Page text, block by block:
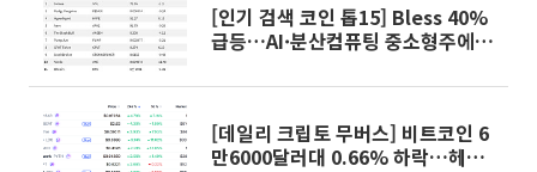
[인기 검색 코인 톱15] Bless 40%
급등…AI·분산컴퓨팅 중소형주에
[데일리 크립토 무버스] 비트코인 6
만6000달러대 0.66% 하락…헤데